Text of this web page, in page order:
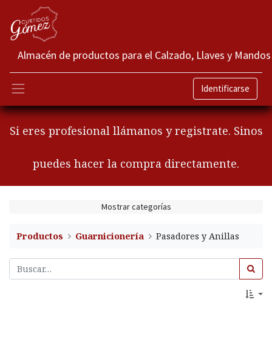
Almacén de productos para el Calzado, Llaves y Mandos
Identificarse
Si eres profesional llámanos y registrate. Sinos
puedes hacer la compra directamente.
Mostrar categorías
Productos Guarnicionería Pasadores y Anillas